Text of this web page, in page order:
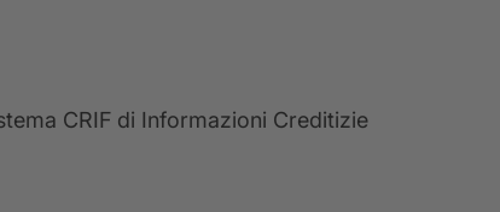
CRIF di Informazioni Creditizie